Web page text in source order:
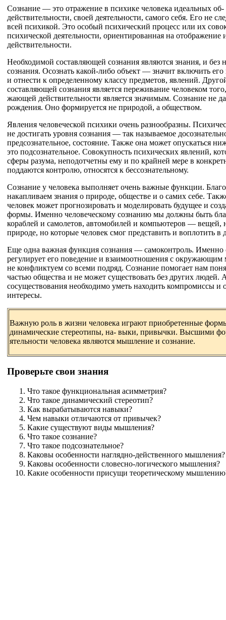
Сознание — это отражение в психике человека идеальных об-
действительности, своей деятельности, самого себя. Его не
всей психикой. Это особый психический процесс или их
психической деятельности, ориентированная на отображение
действительности.
Необходимой составляющей сознания являются знания, и без
сознания. Осознать какой-либо объект — значит включить
и отнести к определенному классу предметов, явлений.
составляющей сознания является переживание человеком
жающей действительности является значимым. Сознание не
рождения. Оно формируется не природой, а обществом.
Явления человеческой психики очень разнообразны.
не достигать уровня сознания — так называемое
предсознательное, состояние. Также она может опускаться
это подсознательное. Совокупность психических явлений,
сферы разума, неподотчетны ему и по крайней мере в
поддаются контролю, относятся к бессознательному.
Сознание у человека выполняет очень важные функции.
накапливаем знания о природе, обществе и о самих себе.
человек может прогнозировать и моделировать будущее и
формы. Именно человеческому сознанию мы должны быть
кораблей и самолетов, автомобилей и компьютеров — вещей,
природе, но которые человек смог представить и воплотить в
Еще одна важная функция сознания — самоконтроль. Именно
регулирует его поведение и взаимоотношения с
не конфликтуем со всеми подряд. Сознание помогает нам
частью общества и не может существовать без других людей.
сосуществования необходимо уметь находить компромиссы и
интересы.
Важную роль в жизни человека играют приобретенные
динамические стереотипы, на- выки, привычки. Высшими
ятельности человека являются мышление и сознание.
Проверьте свои знания
Что такое функциональная асимметрия?
Что такое динамический стереотип?
Как вырабатываются навыки?
Чем навыки отличаются от привычек?
Какие существуют виды мышления?
Что такое сознание?
Что такое подсознательное?
Каковы особенности наглядно-действенного мышления?
Каковы особенности словесно-логического мышления?
Какие особенности присущи теоретическому